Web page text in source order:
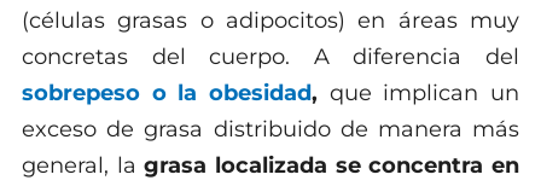
(células grasas o adipocitos) en áreas muy
concretas del cuerpo. A diferencia del
sobrepeso o la obesidad, que implican un
exceso de grasa distribuido de manera más
general, lagrasa localizada se concentra en